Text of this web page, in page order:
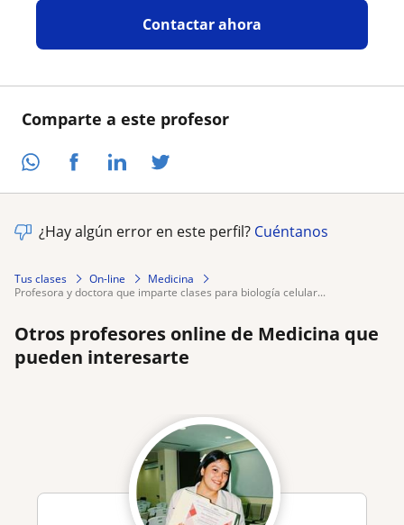
Comparte a este profesor
Contactar ahora
¿Hay algún error en este perfil? Cuéntanos
Tus clases On-line
Medicina
profesora y doctora que imparte clases para biología celular...
Otros profesores online de Medicina que
pueden interesarte